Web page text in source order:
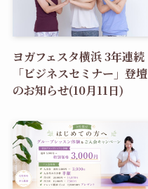
ヨガフェスタ横浜 3年連続
「ビジネスセミナー」登壇
のお知らせ(10月11日)